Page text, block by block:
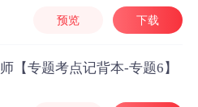
预览 下载
【专题考点记背本-专题6】